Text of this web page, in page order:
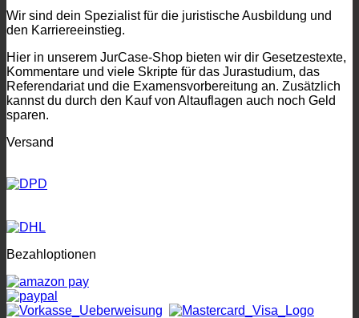
Wir sind dein Spezialist für die juristische Ausbildung und
den Karriereeinstieg.
Hier in unserem JurCase-Shop bieten wir dir Gesetzestexte,
Kommentare und viele Skripte für das Jurastudium, das
Referendariat und die Examensvorbereitung an. Zusätzlich
kannst du durch den Kauf von Altauflagen auch noch Geld
sparen.
Versand
Bezahloptionen